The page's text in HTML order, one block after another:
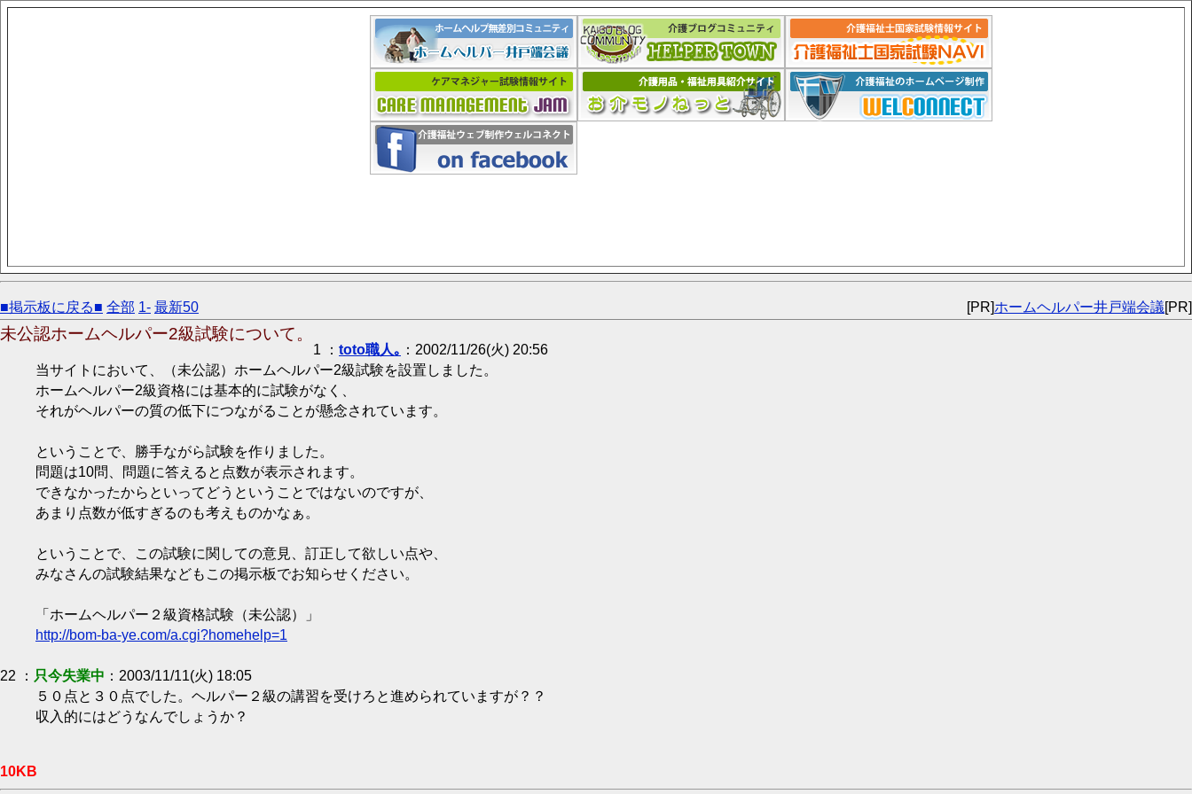
■掲示板に戻る■ 全部 1- 最新50 [PR]ホームヘルパー井戸端会議[PR]
未公認ホームヘルパー2級試験について。
1 ： toto職人｡ ：2002/11/26(火) 20:56
当サイトにおいて、（未公認）ホームヘルパー2級試験を設置しました。
ホームヘルパー2級資格には基本的に試験がなく、
それがヘルパーの質の低下につながることが懸念されています。
ということで、勝手ながら試験を作りました。
問題は10問、問題に答えると点数が表示されます。
できなかったからといってどうということではないのですが、
あまり点数が低すぎるのも考えものかなぁ。
ということで、この試験に関しての意見、訂正して欲しい点や、
みなさんの試験結果などもこの掲示板でお知らせください。
「ホームヘルパー２級資格試験（未公認）」
http://bom-ba-ye.com/a.cgi?homehelp=1
22 ： 只今失業中 ：2003/11/11(火) 18:05
５０点と３０点でした。ヘルパー２級の講習を受けろと進められていますが？？
収入的にはどうなんでしょうか？
10KB